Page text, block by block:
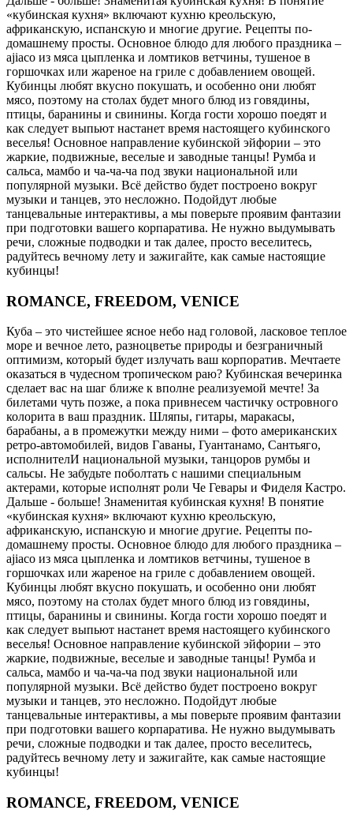
«кубинская кухня» включают кухню креольскую,
африканскую, испанскую и многие другие. Рецепты по-
домашнему просты. Основное блюдо для любого праздника –
ajiaco из мяса цыпленка и ломтиков ветчины, тушеное в
горшочках или жареное на гриле с добавлением овощей.
Кубинцы любят вкусно покушать, и особенно они любят
мясо, поэтому на столах будет много блюд из говядины,
птицы, баранины и свинины. Когда гости хорошо поедят и
как следует выпьют настанет время настоящего кубинского
веселья! Основное направление кубинской эйфории – это
жаркие, подвижные, веселые и заводные танцы! Румба и
сальса, мамбо и ча-ча-ча под звуки национальной или
популярной музыки. Всё действо будет построено вокруг
музыки и танцев, это несложно. Подойдут любые
танцевальные интерактивы, а мы поверьте проявим фантазии
при подготовки вашего корпаратива. Не нужно выдумывать
речи, сложные подводки и так далее, просто веселитесь,
радуйтесь вечному лету и зажигайте, как самые настоящие
кубинцы!
ROMANCE, FREEDOM, VENICE
Куба – это чистейшее ясное небо над головой, ласковое теплое
море и вечное лето, разноцветье природы и безграничный
оптимизм, который будет излучать ваш корпоратив. Мечтаете
оказаться в чудесном тропическом раю? Кубинская вечеринка
сделает вас на шаг ближе к вполне реализуемой мечте! За
билетами чуть позже, а пока привнесем частичку островного
колорита в ваш праздник. Шляпы, гитары, маракасы,
барабаны, а в промежутки между ними – фото американских
ретро-автомобилей, видов Гаваны, Гуантанамо, Сантьяго,
исполнителИ национальной музыки, танцоров румбы и
сальсы. Не забудьте поболтать с нашими специальным
актерами, которые исполнят роли Че Гевары и Фиделя Кастро.
Дальше - больше! Знаменитая кубинская кухня! В понятие
«кубинская кухня» включают кухню креольскую,
африканскую, испанскую и многие другие. Рецепты по-
домашнему просты. Основное блюдо для любого праздника –
ajiaco из мяса цыпленка и ломтиков ветчины, тушеное в
горшочках или жареное на гриле с добавлением овощей.
Кубинцы любят вкусно покушать, и особенно они любят
мясо, поэтому на столах будет много блюд из говядины,
птицы, баранины и свинины. Когда гости хорошо поедят и
как следует выпьют настанет время настоящего кубинского
веселья! Основное направление кубинской эйфории – это
жаркие, подвижные, веселые и заводные танцы! Румба и
сальса, мамбо и ча-ча-ча под звуки национальной или
популярной музыки. Всё действо будет построено вокруг
музыки и танцев, это несложно. Подойдут любые
танцевальные интерактивы, а мы поверьте проявим фантазии
при подготовки вашего корпаратива. Не нужно выдумывать
речи, сложные подводки и так далее, просто веселитесь,
радуйтесь вечному лету и зажигайте, как самые настоящие
кубинцы!
ROMANCE, FREEDOM, VENICE